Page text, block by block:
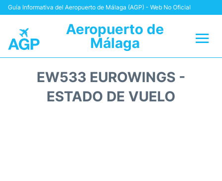
Guía Informativa del Aeropuerto de Málaga (AGP) - Web No Oficial
Aeropuerto de
Málaga
EW533 EUROWINGS -
ESTADO DE VUELO